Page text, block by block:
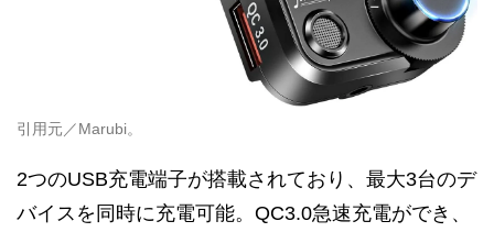
引用元／Marubi。
2つのUSB充電端子が搭載されており、最大3台のデ
バイスを同時に充電可能。QC3.0急速充電ができ、